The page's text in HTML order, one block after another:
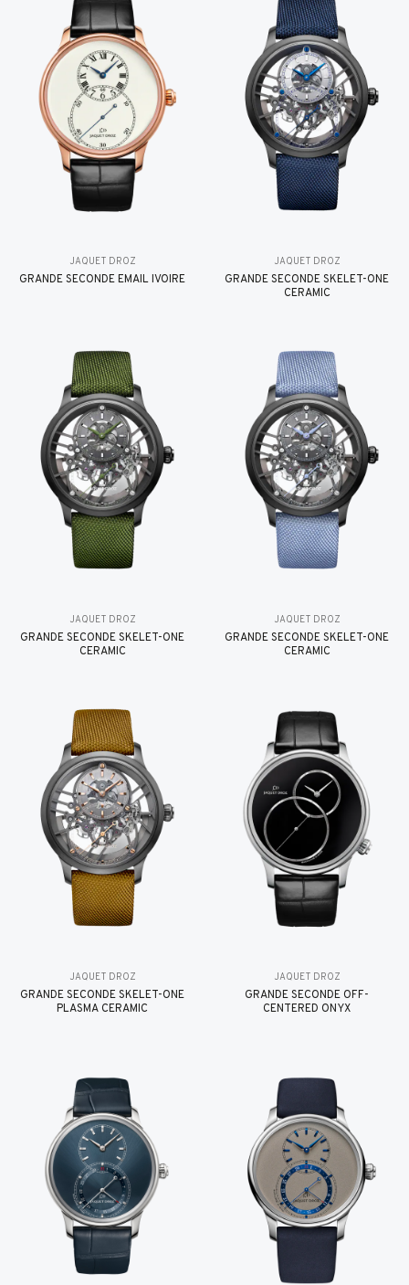
JAQUET DROZ
GRANDE SECONDE EMAIL IVOIRE
JAQUET DROZ
GRANDE SECONDE SKELET-ONE
CERAMIC
JAQUET DROZ
GRANDE SECONDE SKELET-ONE
CERAMIC
JAQUET DROZ
GRANDE SECONDE SKELET-ONE
CERAMIC
JAQUET DROZ
GRANDE SECONDE SKELET-ONE
PLASMA CERAMIC
JAQUET DROZ
GRANDE SECONDE OFF-
CENTERED ONYX